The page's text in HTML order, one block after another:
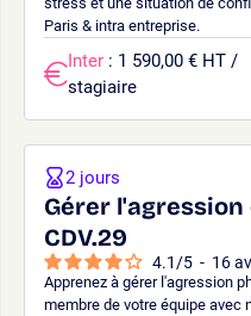
Paris & intra entreprise.
Inter : 1 590,00 € HT /
stagiaire
Gérer
CDV.29
4.1 /5 - 16
Apprenez à gérer l'agression
membre de votre équipe avec
2 jours